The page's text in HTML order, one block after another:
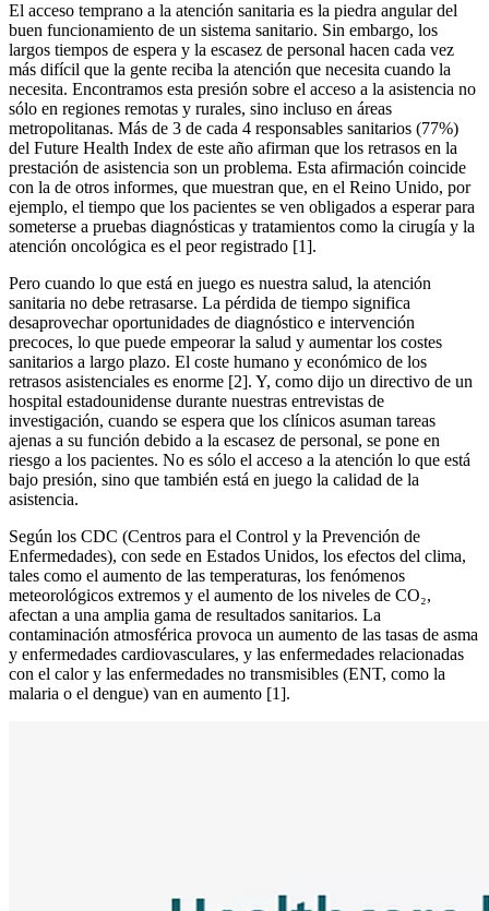
El acceso temprano a la atención sanitaria es la piedra angular del
buen funcionamiento de un sistema sanitario. Sin embargo, los
largos tiempos de espera y la escasez de personal hacen cada vez
más difícil que la gente reciba la atención que necesita cuando la
necesita. Encontramos esta presión sobre el acceso a la asistencia no
sólo en regiones remotas y rurales, sino incluso en áreas
metropolitanas. Más de 3 de cada 4 responsables sanitarios (77%)
del Future Health Index de este año afirman que los retrasos en la
prestación de asistencia son un problema. Esta afirmación coincide
con la de otros informes, que muestran que, en el Reino Unido, por
ejemplo, el tiempo que los pacientes se ven obligados a esperar para
someterse a pruebas diagnósticas y tratamientos como la cirugía y la
atención oncológica es el peor registrado [1].
Pero cuando lo que está en juego es nuestra salud, la atención
sanitaria no debe retrasarse. La pérdida de tiempo significa
desaprovechar oportunidades de diagnóstico e intervención
precoces, lo que puede empeorar la salud y aumentar los costes
sanitarios a largo plazo. El coste humano y económico de los
retrasos asistenciales es enorme [2]. Y, como dijo un directivo de un
hospital estadounidense durante nuestras entrevistas de
investigación, cuando se espera que los clínicos asuman tareas
ajenas a su función debido a la escasez de personal, se pone en
riesgo a los pacientes. No es sólo el acceso a la atención lo que está
bajo presión, sino que también está en juego la calidad de la
asistencia.
Según los CDC (Centros para el Control y la Prevención de
Enfermedades), con sede en Estados Unidos, los efectos del clima,
tales como el aumento de las temperaturas, los fenómenos
meteorológicos extremos y el aumento de los niveles de CO₂,
afectan a una amplia gama de resultados sanitarios. La
contaminación atmosférica provoca un aumento de las tasas de asma
y enfermedades cardiovasculares, y las enfermedades relacionadas
con el calor y las enfermedades no transmisibles (ENT, como la
malaria o el dengue) van en aumento [1].